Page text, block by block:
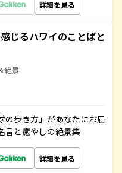
詳細を見る
じるハワイのことばと
絶景
の歩き方」があなたにお届
言と癒やしの絶景集
詳細を見る